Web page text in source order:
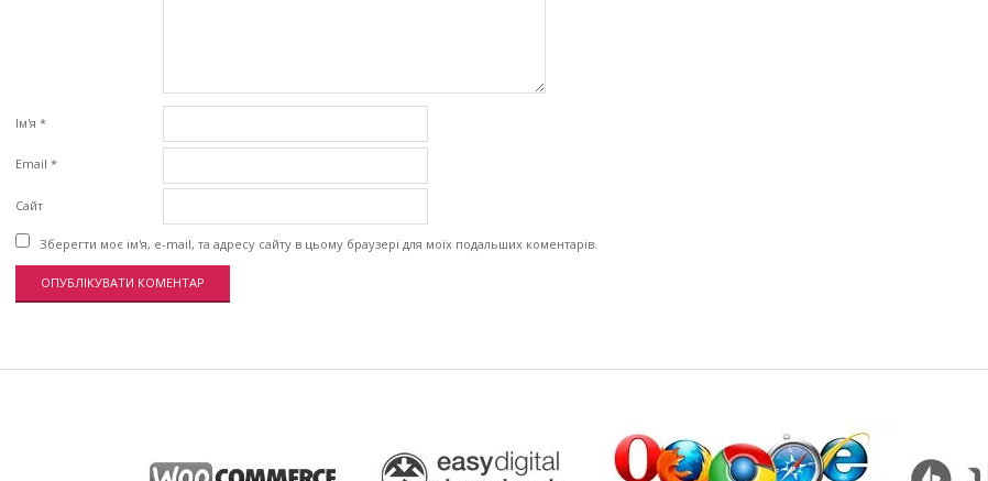
Ім'я *
Email *
Сайт
Зберегти моє ім'я, e-mail, та адресу сайту в цьому браузері для моїх подальших коментарів.